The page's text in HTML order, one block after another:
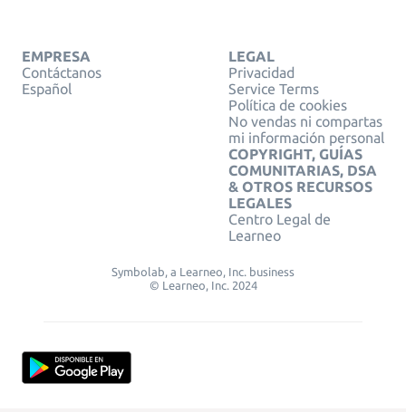
EMPRESA
Contáctanos
Español
LEGAL
Privacidad
Service Terms
Política de cookies
No vendas ni compartas
mi información personal
COPYRIGHT, GUÍAS
COMUNITARIAS, DSA
& OTROS RECURSOS
LEGALES
Centro Legal de
Learneo
Symbolab, a Learneo, Inc. business
© Learneo, Inc. 2024